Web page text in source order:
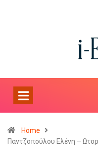
Home
Παντζοπούλου Ελένη –